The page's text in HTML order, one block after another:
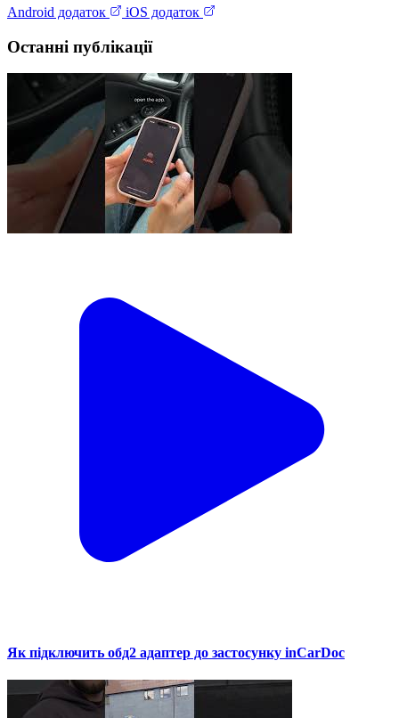
Android додаток iOS додаток
Останні публікації
Як підключить обд2 адаптер до застосунку inCarDoc